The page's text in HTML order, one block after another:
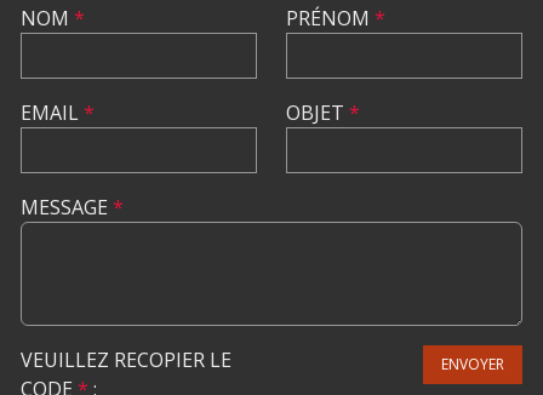
NOM *
EMAIL*
PRÉNOM *
OBJET *
MESSAGE *
VEUILLEZ RECOPIER LE
CODE * :
ENVOYER